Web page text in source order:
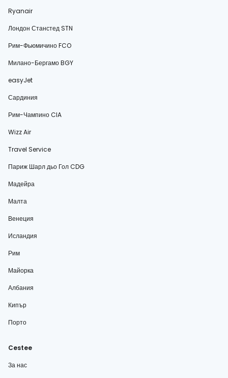
Ryanair
Лондон Станстед STN
Рим-Фьюмичино FCO
Милано-Бергамо BGY
easyJet
Сардиния
Рим-Чампино CIA
Wizz Air
Travel Service
Париж Шарл дьо Гол CDG
Мадейра
Малта
Венеция
Исландия
Рим
Майорка
Албания
Кипър
Порто
Cestee
За нас